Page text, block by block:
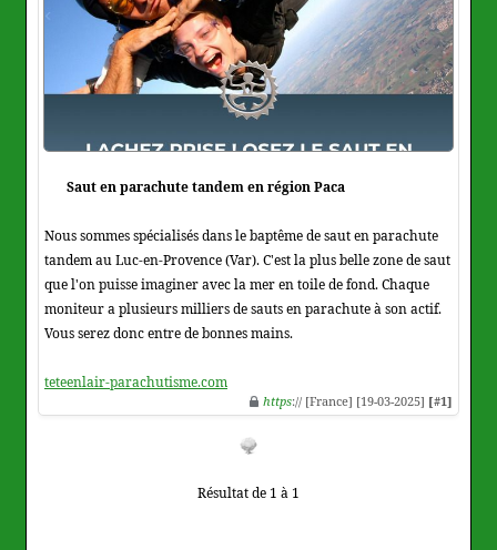
Saut en parachute tandem en région Paca
Nous sommes spécialisés dans le baptême de saut en parachute
tandem au Luc-en-Provence (Var). C'est la plus belle zone de saut
que l'on puisse imaginer avec la mer en toile de fond. Chaque
moniteur a plusieurs milliers de sauts en parachute à son actif.
Vous serez donc entre de bonnes mains.
teteenlair-parachutisme.com
https:// [France] [19-03-2025] [#1]
Résultat de 1 à 1